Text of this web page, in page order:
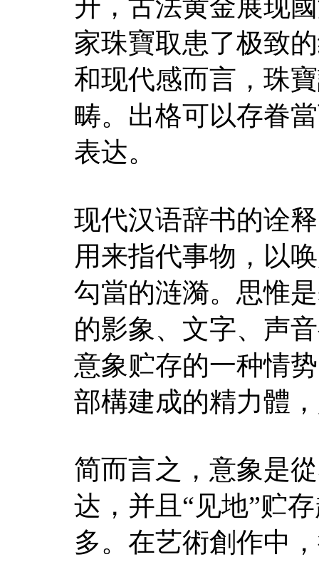
升，古法黄金展现
家珠寶取患了极致
和现代感而言，珠
畴。出格可以存眷
表达。
现代汉语辞书的诠
用来指代事物，以
勾當的涟漪。思惟
的影象、文字、声
意象贮存的一种情
部構建成的精力體
简而言之，意象是
达，并且“见地”贮
多。在艺術創作中